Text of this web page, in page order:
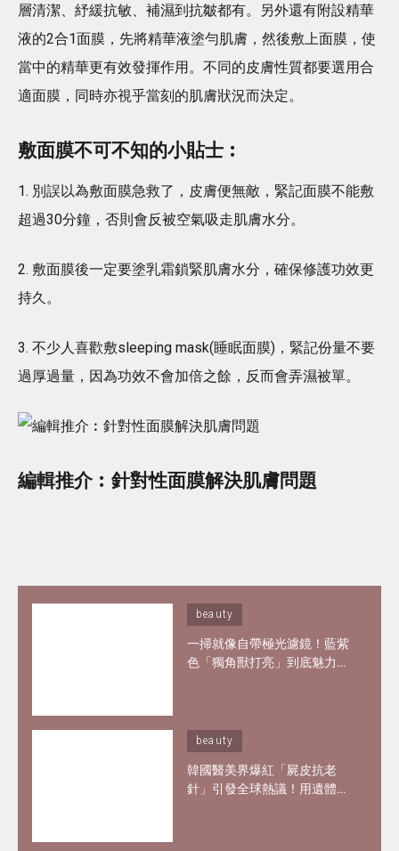
層清潔、紓緩抗敏、補濕到抗皺都有。另外還有附設精華
液的2合1面膜，先將精華液塗勻肌膚，然後敷上面膜，使
當中的精華更有效發揮作用。不同的皮膚性質都要選用合
適面膜，同時亦視乎當刻的肌膚狀況而決定。
敷面膜不可不知的小貼士︰
1. 別誤以為敷面膜急救了，皮膚便無敵，緊記面膜不能敷
超過30分鐘，否則會反被空氣吸走肌膚水分。
2. 敷面膜後一定要塗乳霜鎖緊肌膚水分，確保修護功效更
持久。
3. 不少人喜歡敷sleeping mask(睡眠面膜)，緊記份量不要
過厚過量，因為功效不會加倍之餘，反而會弄濕被單。
編輯推介︰針對性面膜解決肌膚問題
beauty
一掃就像自帶極光濾鏡！藍紫
色「獨角獸打亮」到底魅力何
beauty
韓國醫美界爆紅「屍皮抗老
針」引發全球熱議！用遺體皮